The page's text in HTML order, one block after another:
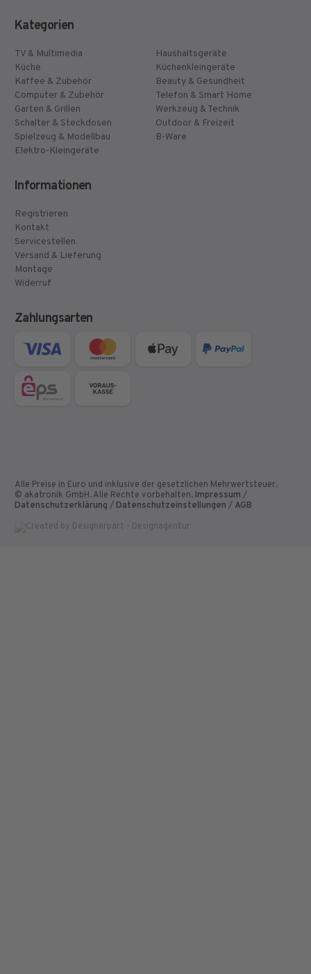
Kategorien
TV & Multimedia
Haushaltsgeräte
Küche
Küchenkleingeräte
Kaffee & Zubehör
Beauty & Gesundheit
Computer & Zubehör
Telefon & Smart Home
Garten & Grillen
Werkzeug & Technik
Schalter & Steckdosen
Outdoor & Freizeit
Spielzeug & Modellbau
B-Ware
Elektro-Kleingeräte
Informationen
Registrieren
Kontakt
Servicestellen
Versand & Lieferung
Montage
Widerruf
Zahlungsarten
Alle Preise in Euro und inklusive der gesetzlichen Mehrwertsteuer.
© akatronik GmbH. Alle Rechte vorbehalten. Impressum /
Datenschutzerklärung / Datenschutzeinstellungen / AGB